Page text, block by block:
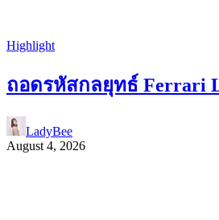
Highlight
ถอดรหัสกลยุทธ์ Ferrari
LadyBee
August 4, 2026